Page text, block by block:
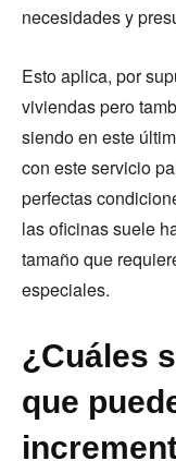
necesidades y
Esto aplica, por
viviendas pero
siendo en este
con este servicio
perfectas
las oficinas suele
tamaño que
especiales.
¿Cuáles
que